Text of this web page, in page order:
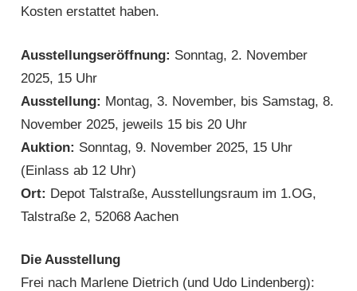
Kosten erstattet haben.
Ausstellungseröffnung: Sonntag, 2. November
2025, 15 Uhr
Ausstellung: Montag, 3. November, bis Samstag, 8.
November 2025, jeweils 15 bis 20 Uhr
Auktion: Sonntag, 9. November 2025, 15 Uhr
(Einlass ab 12 Uhr)
Ort: Depot Talstraße, Ausstellungsraum im 1.OG,
Talstraße 2, 52068 Aachen
Die Ausstellung
Frei nach Marlene Dietrich (und Udo Lindenberg):